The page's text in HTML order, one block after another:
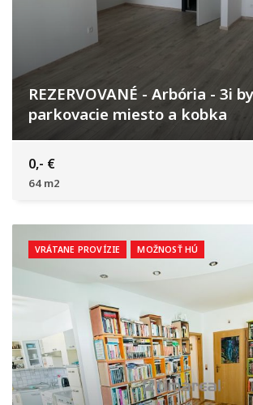
REZERVOVANÉ - Arbória - 3i
parkovacie miesto a kobka
Lúčna, Trnava
0,- €
64 m2
VRÁTANE PROVÍZIE MOŽNOSŤ HÚ